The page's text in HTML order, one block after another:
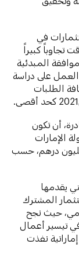
في
تجاوباً كبيراً
المبدئية
على دراسة
الطلبات
أن تكون
الإمارات
المتحدة، وأن لا تقل عوائدها عن 80 مليون درهم، حسب
يقدمها
المشترك
حيث نجح
تيسير أعمال
إماراتية نفذت